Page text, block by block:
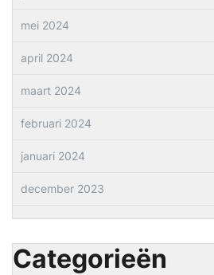
mei 2024
april 2024
maart 2024
februari 2024
januari 2024
december 2023
Categorieën